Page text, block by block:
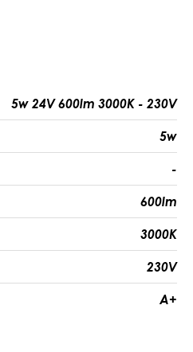
5w 24V 600lm 3000K - 230V
5w
-
600lm
3000K
230V
A+